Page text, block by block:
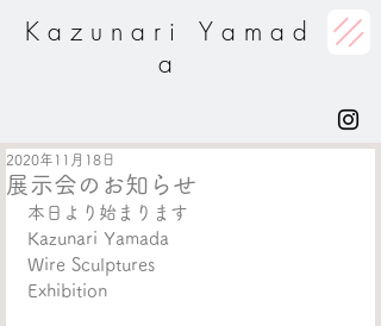
K a z u n a r i Y a m a d
a
展示会のお知らせ
2020年11月18日
本日より始まります
Kazunari Yamada
Wire Sculptures
Exhibition